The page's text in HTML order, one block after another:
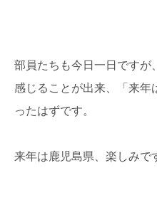
部員たちも今日一日ですが
感じることが出来、「来
ったはずです。
来年は鹿児島県、楽しみで